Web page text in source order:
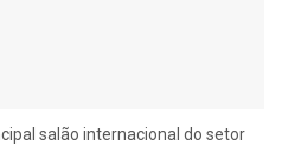
salão internacional do setor